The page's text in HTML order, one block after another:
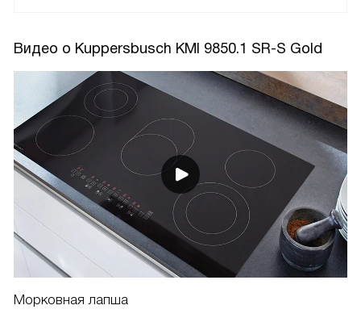
Видео о Kuppersbusch KMI 9850.1 SR-S Gold
Морковная лапша